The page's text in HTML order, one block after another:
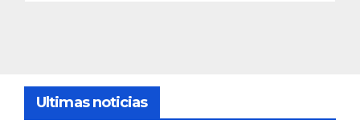
Ultimas noticias